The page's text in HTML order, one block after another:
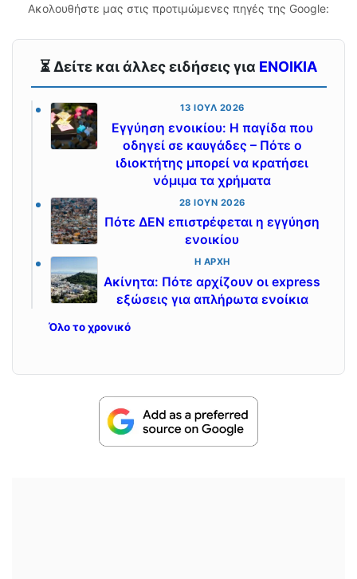
Ακολουθήστε μας στις προτιμώμενες πηγές της Google:
⏳ Δείτε και άλλες ειδήσεις για ΕΝΟΙΚΙΑ
13 ΙΟΎΛ 2026
Εγγύηση ενοικίου: Η παγίδα που
οδηγεί σε καυγάδες – Πότε ο
ιδιοκτήτης μπορεί να κρατήσει
νόμιμα τα χρήματα
28 ΙΟΎΝ 2026
Πότε ΔΕΝ επιστρέφεται η εγγύηση
ενοικίου
Η ΑΡΧΉ
Ακίνητα: Πότε αρχίζουν οι express
εξώσεις για απλήρωτα ενοίκια
Όλο το χρονικό